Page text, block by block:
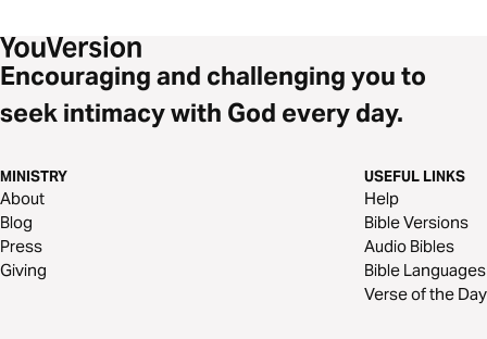
Encouraging and challenging you to
seek intimacy with God every day.
MINISTRY
About
Blog
Press
Giving
USEFUL LINKS
Help
Bible Versions
Audio Bibles
Bible Languages
Verse of the Day